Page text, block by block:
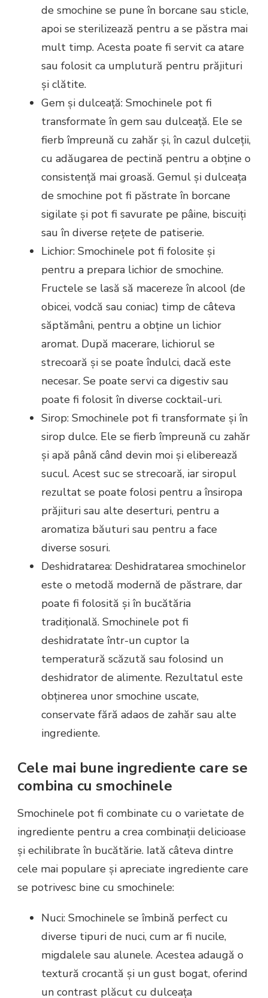
de smochine se pune în borcane sau sticle,
apoi se sterilizează pentru a se păstra mai
mult timp. Acesta poate fi servit ca atare
sau folosit ca umplutură pentru prăjituri
și clătite.
Gem și dulceață: Smochinele pot fi
transformate în gem sau dulceață. Ele se
fierb împreună cu zahăr și, în cazul dulceții,
cu adăugarea de pectină pentru a obține o
consistență mai groasă. Gemul și dulceața
de smochine pot fi păstrate în borcane
sigilate și pot fi savurate pe pâine, biscuiți
sau în diverse rețete de patiserie.
Lichior: Smochinele pot fi folosite și
pentru a prepara lichior de smochine.
Fructele se lasă să macereze în alcool (de
obicei, vodcă sau coniac) timp de câteva
săptămâni, pentru a obține un lichior
aromat. După macerare, lichiorul se
strecoară și se poate îndulci, dacă este
necesar. Se poate servi ca digestiv sau
poate fi folosit în diverse cocktail-uri.
Sirop: Smochinele pot fi transformate și în
sirop dulce. Ele se fierb împreună cu zahăr
și apă până când devin moi și eliberează
sucul. Acest suc se strecoară, iar siropul
rezultat se poate folosi pentru a însiropa
prăjituri sau alte deserturi, pentru a
aromatiza băuturi sau pentru a face
diverse sosuri.
Deshidratarea: Deshidratarea smochinelor
este o metodă modernă de păstrare, dar
poate fi folosită și în bucătăria
tradițională. Smochinele pot fi
deshidratate într-un cuptor la
temperatură scăzută sau folosind un
deshidrator de alimente. Rezultatul este
obținerea unor smochine uscate,
conservate fără adaos de zahăr sau alte
ingrediente.
Cele mai bune ingrediente care se
combina cu smochinele
Smochinele pot fi combinate cu o varietate de
ingrediente pentru a crea combinații delicioase
și echilibrate în bucătărie. Iată câteva dintre
cele mai populare și apreciate ingrediente care
se potrivesc bine cu smochinele:
Nuci: Smochinele se îmbină perfect cu
diverse tipuri de nuci, cum ar fi nucile,
migdalele sau alunele. Acestea adaugă o
textură crocantă și un gust bogat, oferind
un contrast plăcut cu dulceața